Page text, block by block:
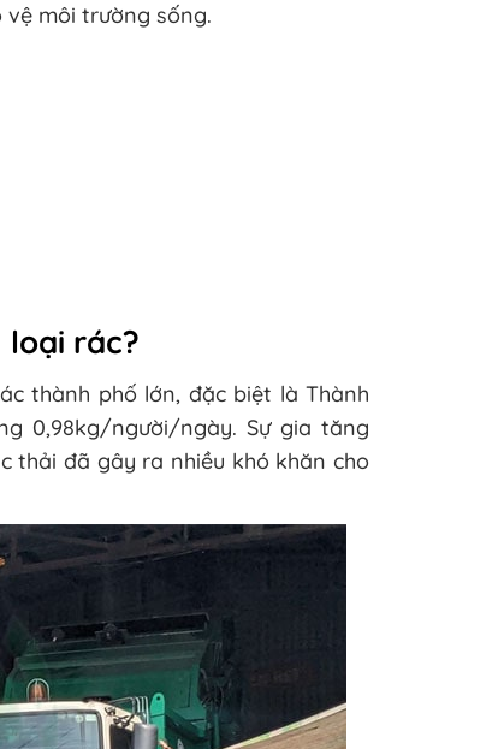
vệ môi trường sống.
rác?
thành phố lớn, đặc biệt là Thành
0,98kg/người/ngày. Sự gia tăng
thải đã gây ra nhiều khó khăn cho